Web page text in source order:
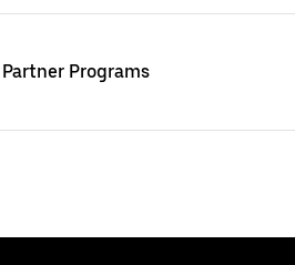
Programs